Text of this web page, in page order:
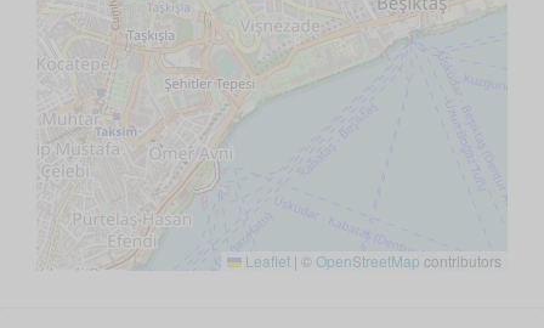
Leaflet | © OpenStreetMap contributors